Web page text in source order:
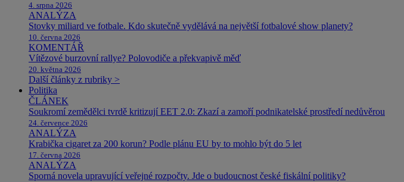
4. srpna 2026
ANALÝZA
Stovky miliard ve fotbale. Kdo skutečně vydělává na největší fotbalové show planety?
10. června 2026
KOMENTÁŘ
Vítězové burzovní rallye? Polovodiče a překvapivě měď
20. května 2026
Další články z rubriky >
Politika
ČLÁNEK
Soukromí zemědělci tvrdě kritizují EET 2.0: Zkazí a zamoří podnikatelské prostředí nedůvěrou
24. července 2026
ANALÝZA
Krabička cigaret za 200 korun? Podle plánu EU by to mohlo být do 5 let
17. června 2026
ANALÝZA
Sporná novela upravující veřejné rozpočty. Jde o budoucnost české fiskální politiky?